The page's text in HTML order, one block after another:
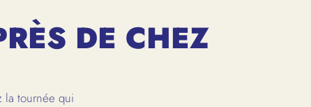
DE CHEZ
la tournée qui